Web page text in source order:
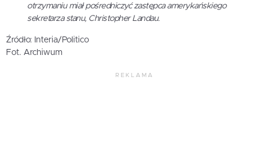
otrzymaniu miał pośredniczyć zastępca amerykańskiego
sekretarza stanu, Christopher Landau.
Źródło: Interia/Politico
Fot. Archiwum
REKLAMA